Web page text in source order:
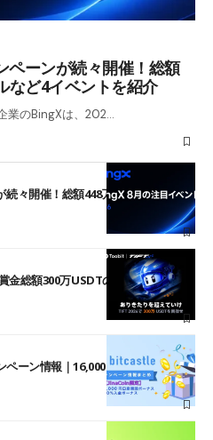
ペーンが続々開催！総額
など4イベントを紹介
業のBingXは、202…
々開催！総額448万USDT超のAIバ
総額300万USDTのレースとして復
ーン情報｜16,000円口座開設ボーナ